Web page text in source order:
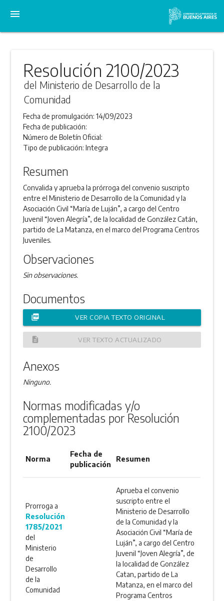
menu
Resolución 2100/2023
del Ministerio de Desarrollo de la
Comunidad
Fecha de promulgación:14/09/2023
Fecha de publicación:
Número de Boletín Oficial:
Tipo de publicación:Integra
Resumen
Convalida y aprueba la prórroga del convenio suscripto
entre el Ministerio de Desarrollo de la Comunidad y la
Asociación Civil “María de Luján”, a cargo del Centro
Juvenil “Joven Alegría”, de la localidad de González Catán,
partido de La Matanza, en el marco del Programa Centros
Juveniles.
Observaciones
Sin observaciones.
Documentos
picture_as_pdf VER COPIA TEXTO ORIGINAL
description VER TEXTO ACTUALIZADO
Anexos
Ninguno.
Normas modificadas y/o
complementadas por Resolución
2100/2023
Norma
Fecha de
publicación
Resumen
Prorroga a
Resolución
1785/2021
del
Ministerio
de
Desarrollo
de la
Comunidad
Aprueba el convenio
suscripto entre el
Ministerio de Desarrollo
de la Comunidad y la
Asociación Civil “María de
Luján”, a cargo del Centro
Juvenil “Joven Alegría”, de
la localidad de González
Catan, partido de La
Matanza, en el marco del
Programa Centros